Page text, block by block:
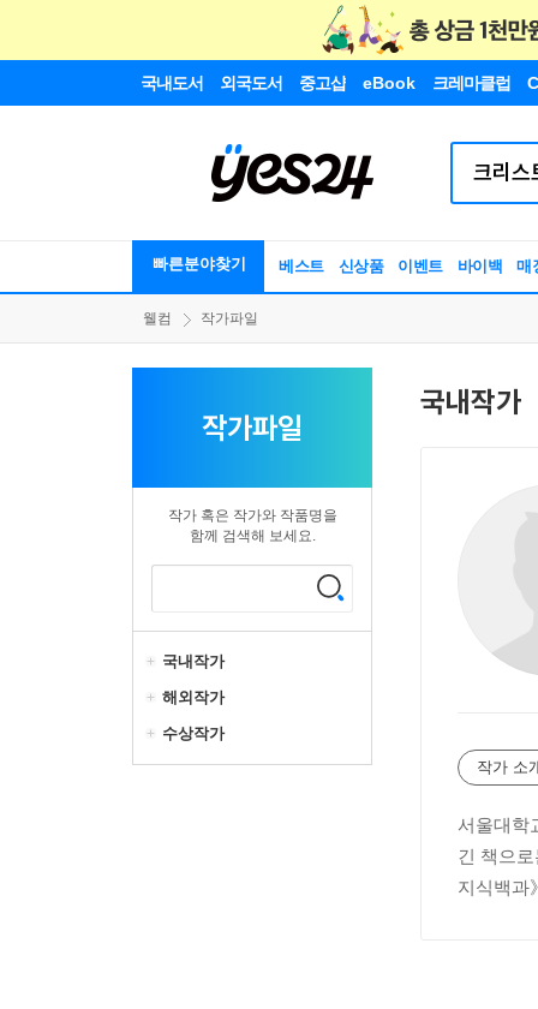
국내도서 외국도서 중고샵 eBook 크레마클럽
빠른분야찾기 베스트 신상품 이벤트 바이백 매
웰컴 작가파일
작가파일
작가 혹은 작가와 작품명을
함께 검색해 보세요.
국내작가
해외작가
수상작가
국내작가
작가 소
서울대학
긴 책으
지식백과